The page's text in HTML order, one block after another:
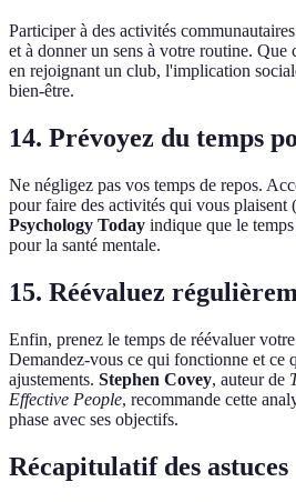
Participer à des activités
et à donner un sens à votre routine. Que
en rejoignant un club, l'implication
bien-être.
14. Prévoyez du temps
Ne négligez pas vos temps de repos.
pour faire des activités qui vous plaisent
Psychology Today indique que le
pour la santé mentale.
15. Réévaluez
Enfin, prenez le temps de réévaluer
Demandez-vous ce qui fonctionne et ce
ajustements. Stephen Covey, auteur de
Effective People, recommande cette
phase avec ses objectifs.
Récapitulatif des astuces